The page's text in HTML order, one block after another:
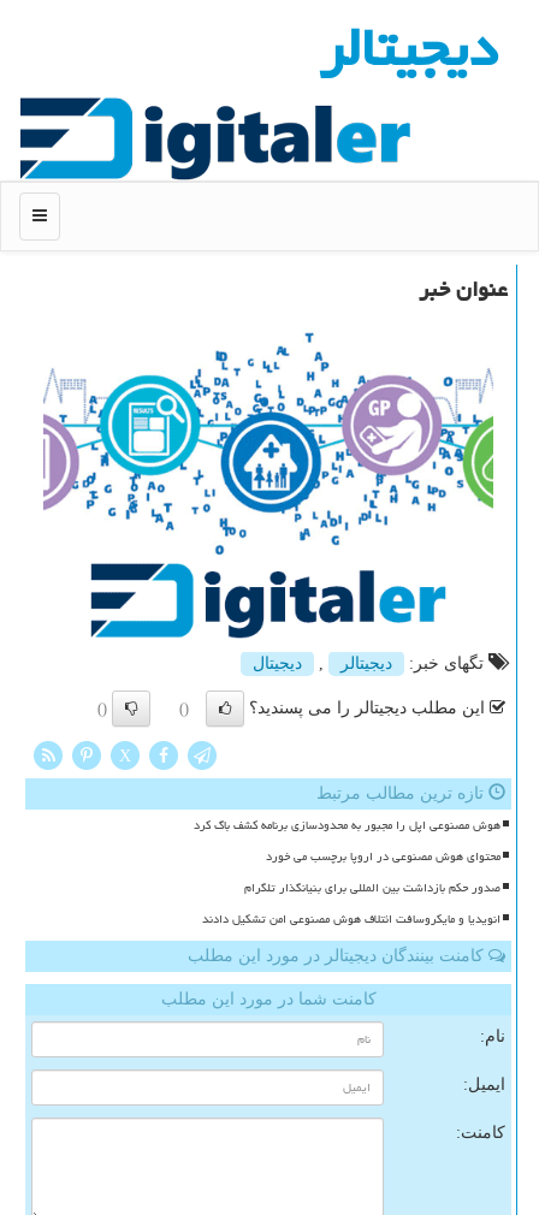
دیجیتالر
منو
عنوان خبر
تگهای خبر: دیجیتالر دیجیتال
این مطلب دیجیتالر را می پسندید؟ ()
()
X
تازه ترین مطالب مرتبط
هوش مصنوعی اپل را مجبور به محدودسازی برنامه کشف باگ کرد
محتوای هوش مصنوعی در اروپا برچسب می خورد
صدور حکم بازداشت بین المللی برای بنیانگذار تلگرام
انویدیا و مایکروسافت ائتلاف هوش مصنوعی امن تشکیل دادند
کامنت بینندگان دیجیتالر در مورد این مطلب
کامنت شما در مورد این مطلب
نام:
ایمیل:
کامنت: